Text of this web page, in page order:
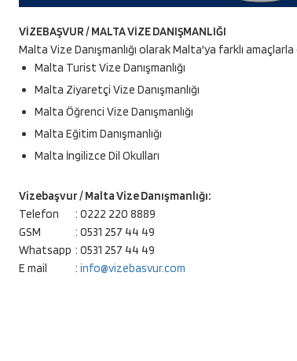
VİZEBAŞVUR / MALTA VİZE DANIŞMANLIĞI
Malta Vize Danışmanlığı olarak Malta'ya farklı
Malta Turist Vize Danışmanlığı
Malta Ziyaretçi Vize Danışmanlığı
Malta Öğrenci Vize Danışmanlığı
Malta Eğitim Danışmanlığı
Malta İngilizce Dil Okulları
Vizebaşvur / Malta Vize Danışmanlığı:
Telefon
: 0222 220 8889
GSM
: 0531 257 44 49
Whatsapp : 0531 257 44 49
E mail
: info@vizebasvur.com